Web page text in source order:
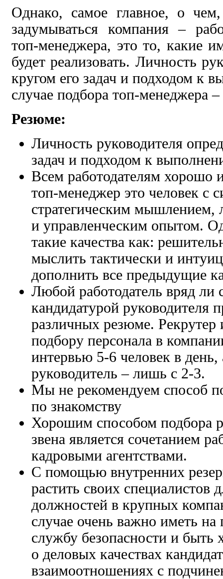
Однако, самое главное, о
задумываться компания –
топ-менеджера, это то, какие
будет реализовать. Личность
кругом его задач и подходом к
случае подбора топ-менеджера
Резюме:
Личность руководителя
задач и подходом к
Всем работодателям хорошо
топ-менеджер это человек с
стратегическим мышлением,
и управленческим опытом.
такие качества как:
мыслить тактически и
дополнить все предыдущие
Любой работодатель вряд ли
кандидатурой руководителя
различных резюме.
подбору персонала в
интервью 5-6 человек в
руководитель – лишь с 2-3.
Мы не рекомендуем способ
по знакомству
Хорошим способом подбора
звена является сочетанием
кадровыми агентствами.
С помощью внутренних
растить своих специалистов
должностей в крупных
случае очень важно иметь
службу безопасности и
о деловых качествах
взаимоотношениях с